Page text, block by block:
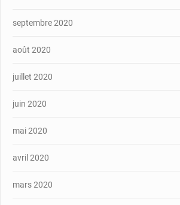
septembre 2020
août 2020
juillet 2020
juin 2020
mai 2020
avril 2020
mars 2020